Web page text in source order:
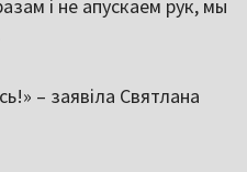
і не апускаем рук, мы
– заявіла Святлана